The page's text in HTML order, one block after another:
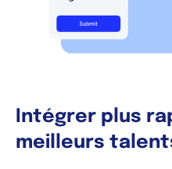
Intégrer plus
meilleurs